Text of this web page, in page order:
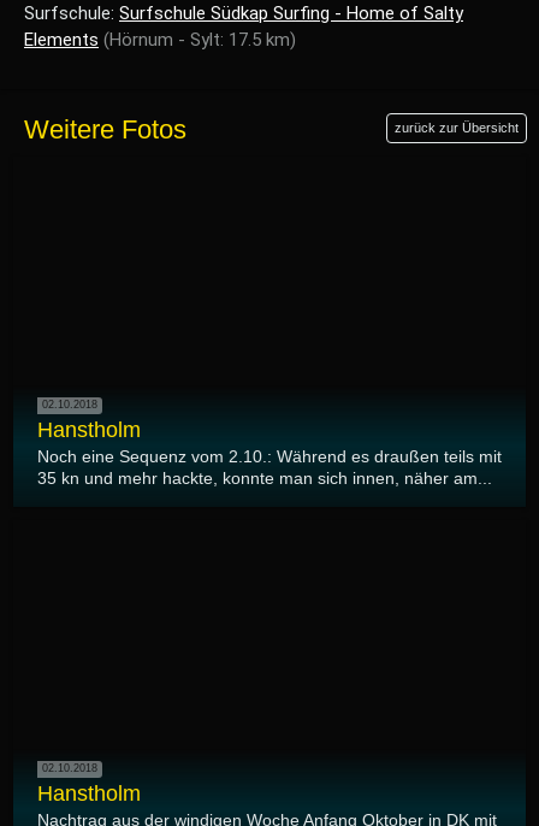
Surfschule: Surfschule Südkap Surfing - Home of Salty
Elements (Hörnum - Sylt: 17.5 km)
Weitere Fotos zurück zur Übersicht
02.10.2018
Hanstholm
Noch eine Sequenz vom 2.10.: Während es draußen teils mit
35 kn und mehr hackte, konnte man sich innen, näher am...
02.10.2018
Hanstholm
Nachtrag aus der windigen Woche Anfang Oktober in DK mit